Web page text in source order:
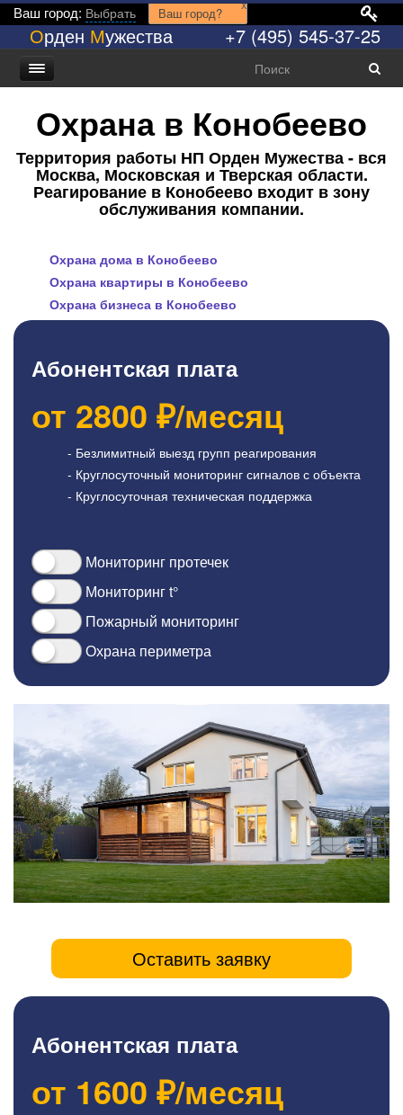
Ваш город: Выбрать Ваш город?
x
Орден Мужества +7 (495) 545-37-25
Охрана в Конобеево
Территория работы НП Орден Мужества - вся
Москва, Московская и Тверская области.
Реагирование в Конобеево входит в зону
обслуживания компании.
Охрана дома в Конобеево
Охрана квартиры в Конобеево
Охрана бизнеса в Конобеево
Абонентская плата
от 2800 ₽/месяц
- Безлимитный выезд групп реагирования
- Круглосуточный мониторинг сигналов с объекта
- Круглосуточная техническая поддержка
Мониторинг протечек
Мониторинг t°
Пожарный мониторинг
Охрана периметра
Оставить заявку
Абонентская плата
от 1600 ₽/месяц